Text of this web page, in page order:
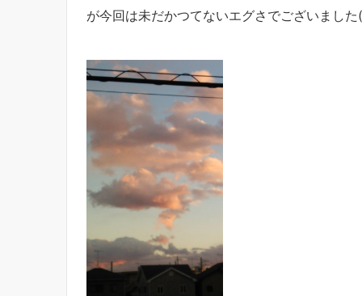
が今回は未だかつてないエグさでございまし